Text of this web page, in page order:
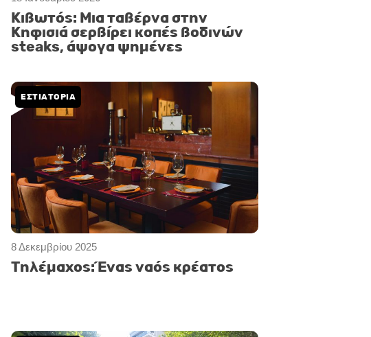
Κιβωτός: Μια ταβέρνα στην
Κηφισιά σερβίρει κοπές βοδινών
steaks, άψογα ψημένες
8 Δεκεμβρίου 2025
ΕΣΤΙΑΤΟΡΙΑ
Τηλέμαχος: Ένας ναός κρέατος